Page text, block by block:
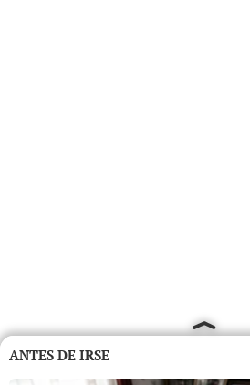
ANTES DE IRSE